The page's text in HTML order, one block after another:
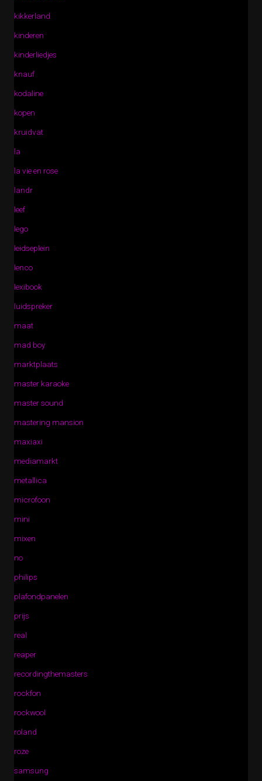
kikkerland
kinderen
kinderliedjes
knauf
kodaline
kopen
kruidvat
la
la vie en rose
landr
leef
lego
leidseplein
lenco
lexibook
luidspreker
maat
mad boy
marktplaats
master karaoke
master sound
mastering mansion
maxiaxi
mediamarkt
metallica
microfoon
mini
mixen
no
philips
plafondpanelen
prijs
real
reaper
recordingthemasters
rockfon
rockwool
roland
roze
samsung